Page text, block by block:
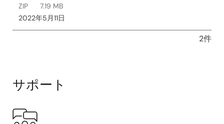
ZIP
7.19 MB
2022年5月11日
2件
サポート